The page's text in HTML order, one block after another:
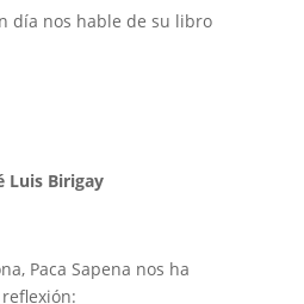
día nos hable de su libro
Luis Birigay
Paca Sapena nos ha